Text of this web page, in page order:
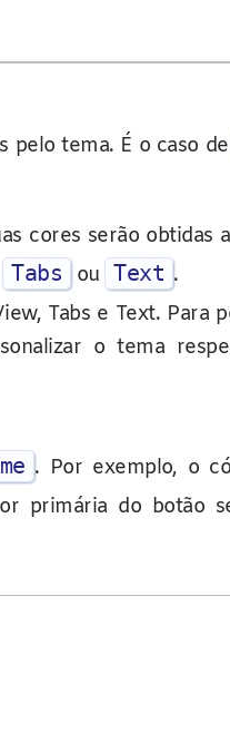
pelo tema. É o caso de
cores serão obtidas
Tabs ou Text .
Tabs e Text. Para
o tema
. Por exemplo, o
primária do botão